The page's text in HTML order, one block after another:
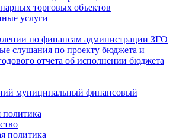
торговых объектов
услуги
по финансам администрации ЗГО
слушания по проекту бюджета и
отчета об исполнении бюджета
муниципальный финансовый
политика
политика